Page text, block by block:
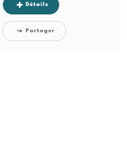
Détails
Partager